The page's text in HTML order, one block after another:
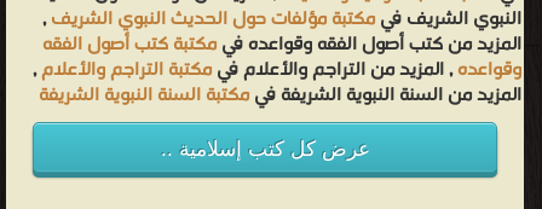
النبوي الشريف فيمكتبة مؤلفات حول الحديث النبوي الشريف,
المزيد من كتب أصول الفقه وقواعده فيمكتبة كتب أصول الفقه
وقواعده, المزيد من التراجم والأعلام فيمكتبة التراجم والأعلام,
المزيد من السنة النبوية الشريفة فيمكتبة السنة النبوية الشريفة
عرض كل كتب إسلامية ..